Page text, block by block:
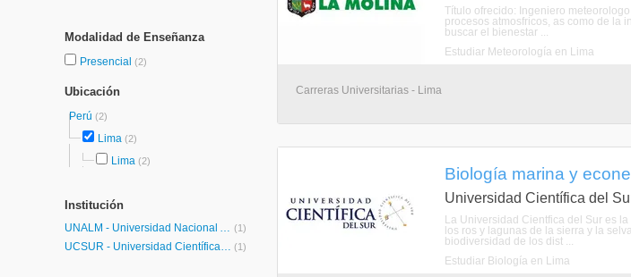
Modalidad de Enseñanza
Presencial (2)
Ubicación
Perú (2)
Lima (2)
Lima (2)
Institución
UNALM - Universidad Nacional Agraria La Molina (1)
UCSUR - Universidad Científica del Sur (1)
Título ofrecido: Ingeniero
procesos atmosfricos, as como de la
buscar el bienestar ...
Estudiar Meteorología en Lima
Carreras Universitarias - Lima
Biología marina y
Universidad Científica del
La Universidad Cientfica del Sur es
los ros y lagunas de la sierra y la
biodiversidad de los dist ...
Estudiar Biología en Lima